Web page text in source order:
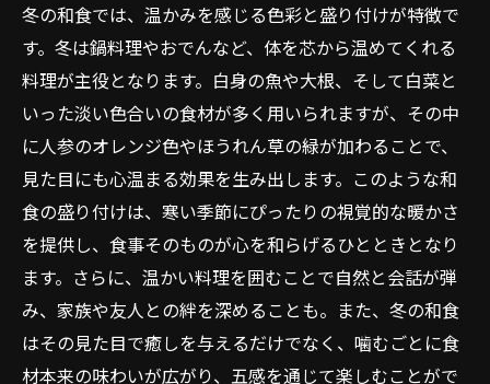
冬の和食では、温かみを感じる色彩と盛り付けが特徴で
す。冬は鍋料理やおでんなど、体を芯から温めてくれる
料理が主役となります。白身の魚や大根、そして白菜と
いった淡い色合いの食材が多く用いられますが、その中
に人参のオレンジ色やほうれん草の緑が加わることで、
見た目にも心温まる効果を生み出します。このような和
食の盛り付けは、寒い季節にぴったりの視覚的な暖かさ
を提供し、食事そのものが心を和らげるひとときとなり
ます。さらに、温かい料理を囲むことで自然と会話が弾
み、家族や友人との絆を深めることも。また、冬の和食
はその見た目で癒しを与えるだけでなく、噛むごとに食
材本来の味わいが広がり、五感を通じて楽しむことがで